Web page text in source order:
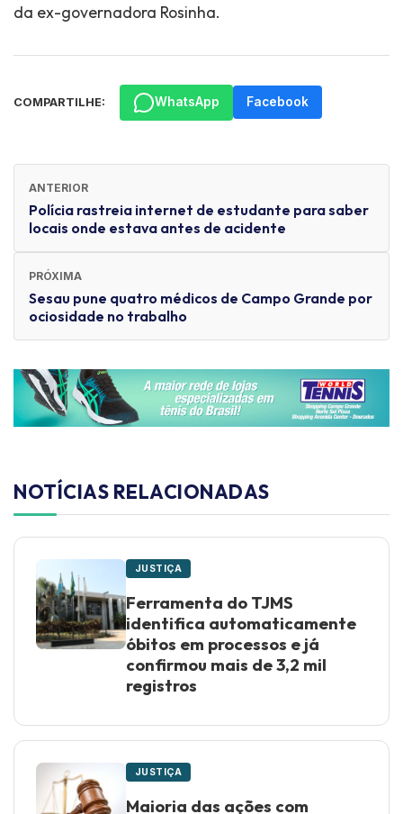
da ex-governadora Rosinha.
COMPARTILHE: WhatsApp Facebook
ANTERIOR
Polícia rastreia internet de estudante para saber
locais onde estava antes de acidente
PRÓXIMA
Sesau pune quatro médicos de Campo Grande por
ociosidade no trabalho
NOTÍCIAS RELACIONADAS
JUSTIÇA
Ferramenta do TJMS
identifica automaticamente
óbitos em processos e já
confirmou mais de 3,2 mil
registros
JUSTIÇA
Maioria das ações com